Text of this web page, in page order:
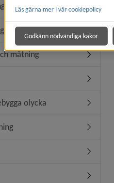
verksamhet
mätning
olycka
Läs gärna mer i vår cookiepolicy
Godkänn nödvändiga kakor